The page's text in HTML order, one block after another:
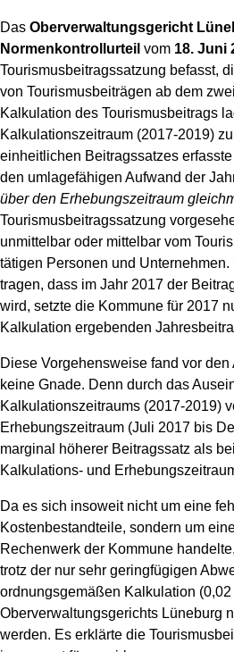
Das Oberverwaltungsgericht
Normenkontrollurteil vom 18. Juni
Tourismusbeitragssatzung befasst,
von Tourismusbeiträgen ab dem
Kalkulation des Tourismusbeitrags
Kalkulationszeitraum (2017-2019)
einheitlichen Beitragssatzes
den umlagefähigen Aufwand der
über den Erhebungszeitraum
Tourismusbeitragssatzung
unmittelbar oder mittelbar vom
tätigen Personen und
tragen, dass im Jahr 2017 der
wird, setzte die Kommune für 2017
Kalkulation ergebenden
Diese Vorgehensweise fand vor
keine Gnade. Denn durch das
Kalkulationszeitraums (2017-2019)
Erhebungszeitraum (Juli 2017 bis
marginal höherer Beitragssatz als
Kalkulations- und
Da es sich insoweit nicht um eine
Kostenbestandteile, sondern um
Rechenwerk der Kommune
trotz der nur sehr geringfügigen
ordnungsgemäßen Kalkulation
Oberverwaltungsgerichts Lüneburg
werden. Es erklärte die